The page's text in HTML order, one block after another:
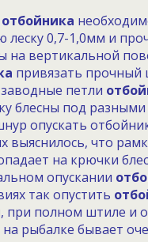
отбойника
леску 0,7-1,0мм и
на вертикальной
привязать прочный
петли
блесны под
опускать
выяснилось, что
на крючки
опускании
так опустить
при полном штиле и
на рыбалке бывает